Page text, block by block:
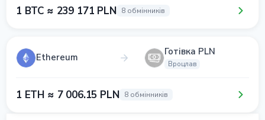
1 BTC ≈ 239 171 PLN 8 обмінників
Ethereum Готівка PLN
Вроцлав
1 ETH ≈ 7 006.15 PLN 8 обмінників